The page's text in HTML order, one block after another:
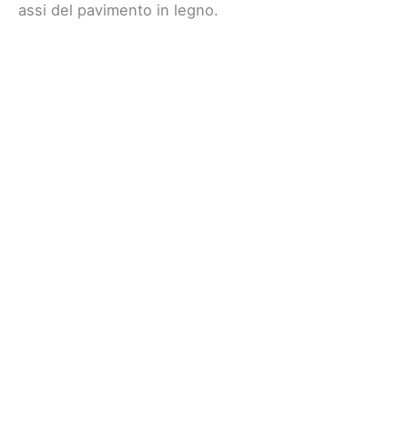
assi del pavimento in legno.